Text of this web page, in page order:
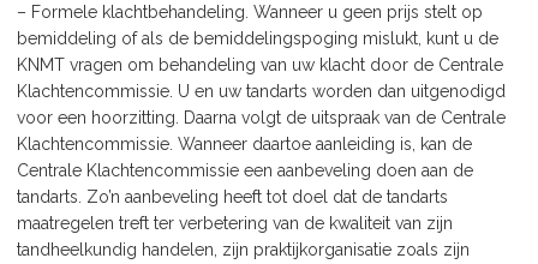
– Formele klachtbehandeling. Wanneer u geen prijs stelt op
bemiddeling of als de bemiddelingspoging mislukt, kunt u de
KNMT vragen om behandeling van uw klacht door de Centrale
Klachtencommissie. U en uw tandarts worden dan uitgenodigd
voor een hoorzitting. Daarna volgt de uitspraak van de Centrale
Klachtencommissie. Wanneer daartoe aanleiding is, kan de
Centrale Klachtencommissie een aanbeveling doen aan de
tandarts. Zo’n aanbeveling heeft tot doel dat de tandarts
maatregelen treft ter verbetering van de kwaliteit van zijn
tandheelkundig handelen, zijn praktijkorganisatie zoals zijn